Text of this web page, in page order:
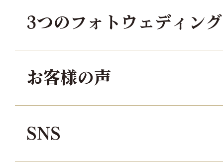
3つのフォトウェディン
お客様の声
SNS